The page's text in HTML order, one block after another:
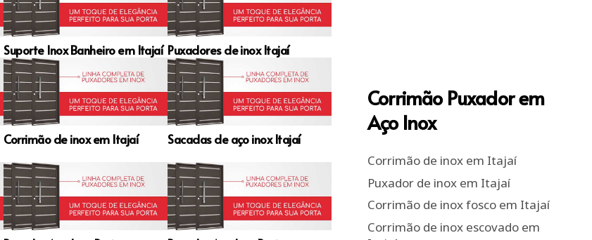
Suporte Inox Banheiro em Itajaí Puxadores de inox Itajaí
Corrimão de inox em Itajaí Sacadas de aço inox Itajaí
Corrimão Puxador em
Aço Inox
Corrimão de inox em Itajaí
Puxador de inox em Itajaí
Corrimão de inox fosco em Itajaí
Corrimão de inox escovado em